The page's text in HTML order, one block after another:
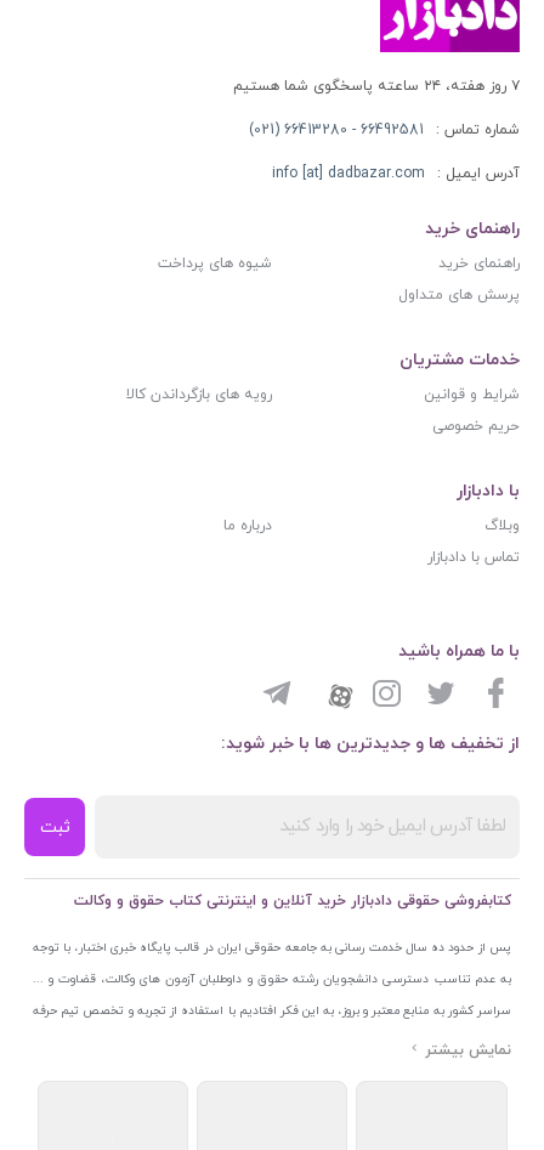
۷ روز هفته، ۲۴ ساعته پاسخگوی شما هستیم
شماره تماس : 66492581 - 66413280 (021)
آدرس ایمیل : info [at] dadbazar.com
راهنمای خرید
راهنمای خرید
شیوه های پرداخت
پرسش های متداول
خدمات مشتریان
شرایط و قوانین
رویه های بازگرداندن کالا
حریم خصوصی
با دادبازار
وبلاگ
درباره ما
تماس با دادبازار
از تخفیف ها و جدیدترین ها با خبر شوید:
ثبت
با ما همراه باشید
کتابفروشی حقوقی دادبازار خرید آنلاین و اینترنتی کتاب حقوق و وکالت
پس از حدود ده سال خدمت رسانی به جامعه حقوقی ایران در قالب پایگاه خبری اختبار، با توجه
به عدم تناسب دسترسی دانشجویان رشته حقوق و داوطلبان آزمون های وکالت، قضاوت و ...
سراسر کشور به منابع معتبر و بروز، به این فکر افتادیم با استفاده از تجربه و تخصص تیم حرفه
ای اختبار خدمتی جدید به جامعه حقوقی ایران ارائه کنیم. به این منظور با راه اندازی و تجهیز